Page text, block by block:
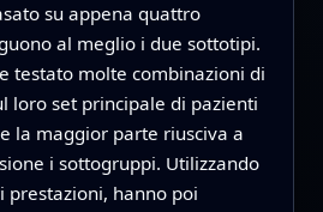
su appena quattro
al meglio i due sottotipi.
testato molte combinazioni di
loro set principale di pazienti
la maggior parte riusciva a
i sottogruppi. Utilizzando
prestazioni, hanno poi